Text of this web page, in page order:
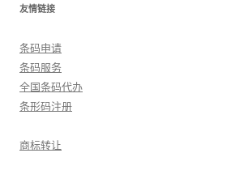
友情链接
条码申请
条码服务
全国条码代办
条形码注册
商标转让